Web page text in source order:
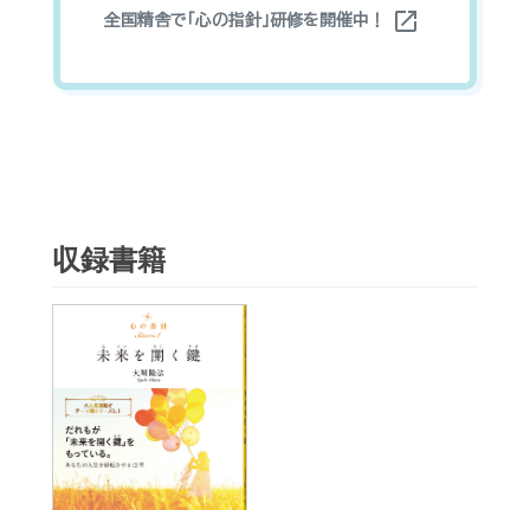
全国精舎で「心の指針」研修を開催中！ open_in_new
収録書籍